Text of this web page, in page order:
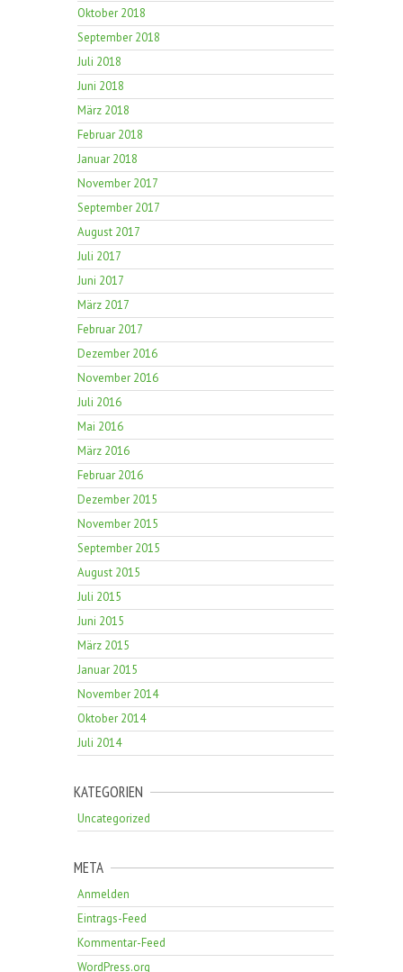
Oktober 2018
September 2018
Juli 2018
Juni 2018
März 2018
Februar 2018
Januar 2018
November 2017
September 2017
August 2017
Juli 2017
Juni 2017
März 2017
Februar 2017
Dezember 2016
November 2016
Juli 2016
Mai 2016
März 2016
Februar 2016
Dezember 2015
November 2015
September 2015
August 2015
Juli 2015
Juni 2015
März 2015
Januar 2015
November 2014
Oktober 2014
Juli 2014
KATEGORIEN
Uncategorized
META
Anmelden
Eintrags-Feed
Kommentar-Feed
WordPress.org